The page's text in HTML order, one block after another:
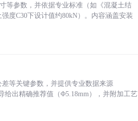
等参数，并依据专业标准（如《混凝土结
度C30下设计值约80kN）。内容涵盖安装
等关键参数，并提供专业数据来源
给出精确推荐值（Φ5.18mm），并附加工艺